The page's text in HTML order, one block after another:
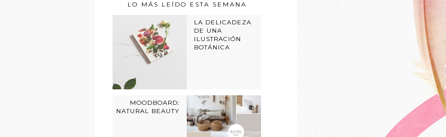
LO MÁS LEÍDO ESTA SEMANA
LA DELICADEZA
DE UNA
ILUSTRACIÓN
BOTÁNICA
MOODBOARD:
NATURAL BEAUTY